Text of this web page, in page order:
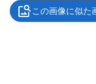
この画像に似た